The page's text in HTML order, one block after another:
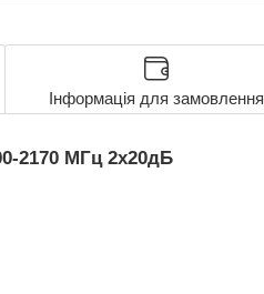
Інформація для замовлення
2170 МГц 2x20дБ